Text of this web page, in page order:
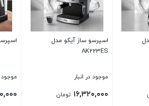
اسپرسوساز AK239ES
۲۹,۶۰۰,۰۰۰ تومان
اسپرسو ساز آیکو مدل
۱۸,۰۰۰,۰۰۰ تومان